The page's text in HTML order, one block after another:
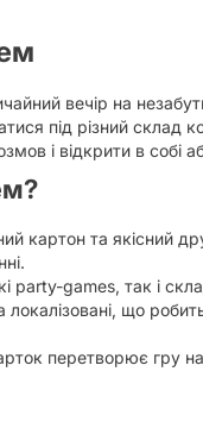
вечір на
під різний склад
і відкрити в собі
картон та якісний
party-games, так і
локалізовані, що
перетворює гру